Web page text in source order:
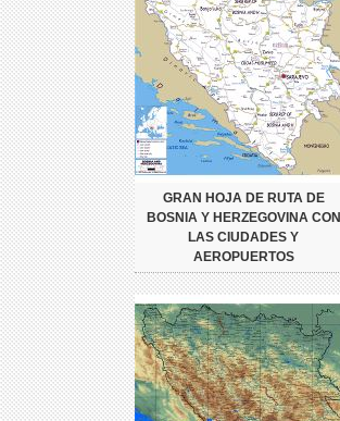
GRAN HOJA DE RUTA DE
BOSNIA Y HERZEGOVINA CON
LAS CIUDADES Y
AEROPUERTOS